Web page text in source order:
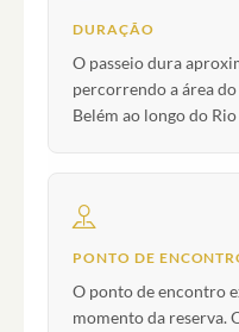
DURAÇÃO
O passeio dura
percorrendo a área
Belém ao longo do Rio
PONTO DE
O ponto de encontro
momento da reserva.